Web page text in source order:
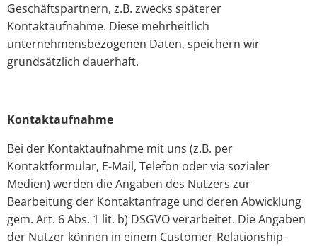
Geschäftspartnern, z.B. zwecks späterer
Kontaktaufnahme. Diese mehrheitlich
unternehmensbezogenen Daten, speichern wir
grundsätzlich dauerhaft.
Kontaktaufnahme
Bei der Kontaktaufnahme mit uns (z.B. per
Kontaktformular, E-Mail, Telefon oder via sozialer
Medien) werden die Angaben des Nutzers zur
Bearbeitung der Kontaktanfrage und deren Abwicklung
gem. Art. 6 Abs. 1 lit. b) DSGVO verarbeitet. Die Angaben
der Nutzer können in einem Customer-Relationship-